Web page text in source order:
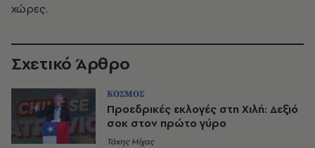
χώρες.
Σχετικό Άρθρο
ΚΟΣΜΟΣ
Προεδρικές εκλογές στη Χιλή: Δεξιό
σοκ στον πρώτο γύρο
Τάκης Μίχας